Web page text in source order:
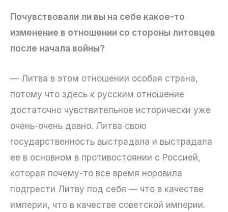
Почувствовали ли вы на себе какое-то
изменение в отношении со стороны литовцев
после начала войны?
— Литва в этом отношении особая страна,
потому что здесь к русским отношение
достаточно чувствительное исторически уже
очень-очень давно. Литва свою
государственность выстрадала и выстрадала
ее в основном в противостоянии с Россией,
которая почему-то все время норовила
подгрести Литву под себя — что в качестве
империи, что в качестве советской империи.